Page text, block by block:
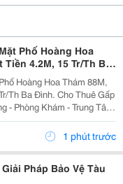
Phố Hoàng Hoa
Tiền 4.2M, 15 Tr/Th Ba
Hoàng Hoa Thám 88M,
Th Ba Đình. Cho Thuê Gấp
- Phòng Khám - Trung Tâm
Máy - Có Chỗ Để Xe Máy.
Rẻ, Lâu Dài...
1 phút trước
Pháp Bảo Vệ Tàu